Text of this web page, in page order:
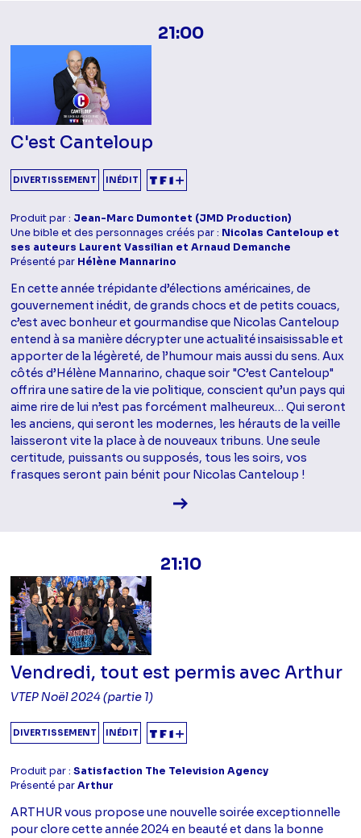
21:00
C'est Canteloup
DIVERTISSEMENT INÉDIT
Produit par : Jean-Marc Dumontet (JMD Production)
Une bible et des personnages créés par : Nicolas Canteloup et
ses auteurs Laurent Vassilian et Arnaud Demanche
Présenté par Hélène Mannarino
En cette année trépidante d’élections américaines, de
gouvernement inédit, de grands chocs et de petits couacs,
c’est avec bonheur et gourmandise que Nicolas Canteloup
entend à sa manière décrypter une actualité insaisissable et
apporter de la légèreté, de l’humour mais aussi du sens. Aux
côtés d’Hélène Mannarino, chaque soir "C’est Canteloup"
offrira une satire de la vie politique, conscient qu’un pays qui
aime rire de lui n’est pas forcément malheureux… Qui seront
les anciens, qui seront les modernes, les hérauts de la veille
laisseront vite la place à de nouveaux tribuns. Une seule
certitude, puissants ou supposés, tous les soirs, vos
frasques seront pain bénit pour Nicolas Canteloup !
Voir la fiche diffusion
21:10
Vendredi, tout est permis avec Arthur
VTEP Noël 2024 (partie 1)
DIVERTISSEMENT INÉDIT
Produit par :Satisfaction The Television Agency
Présenté parArthur
ARTHUR vous propose une nouvelle soirée exceptionnelle
pour clore cette année 2024 en beauté et dans la bonne